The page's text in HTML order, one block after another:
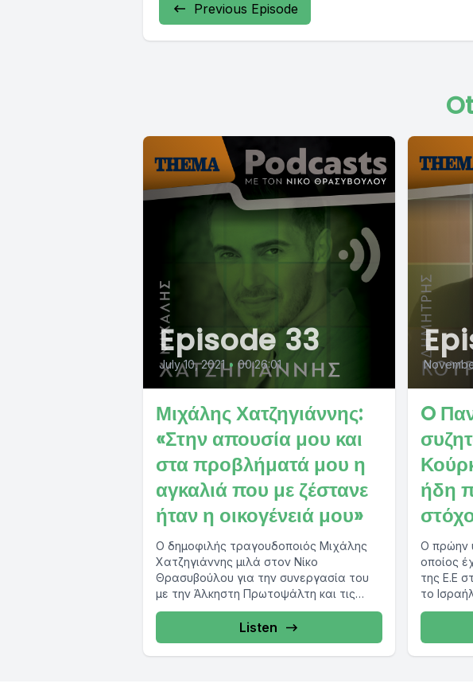
Previous Episode
Episode 33
July 10, 2021 • 00:26:01
Μιχάλης Χατζηγιάννης:
«Στην απουσία μου και
στα προβλήματά μου η
αγκαλιά που με ζέστανε
ήταν η οικογένειά μου»
Ο δημοφιλής τραγουδοποιός Μιχάλης
Χατζηγιάννης μιλά στον Νίκο
Θρασυβούλου για την συνεργασία του
με την Άλκηστη Πρωτοψάλτη και τις
κοινές τους καλοκαιρινές συναυλίες με...
Listen
O
ήδη
Ο πρώην
οποίος
της Ε.Ε
το